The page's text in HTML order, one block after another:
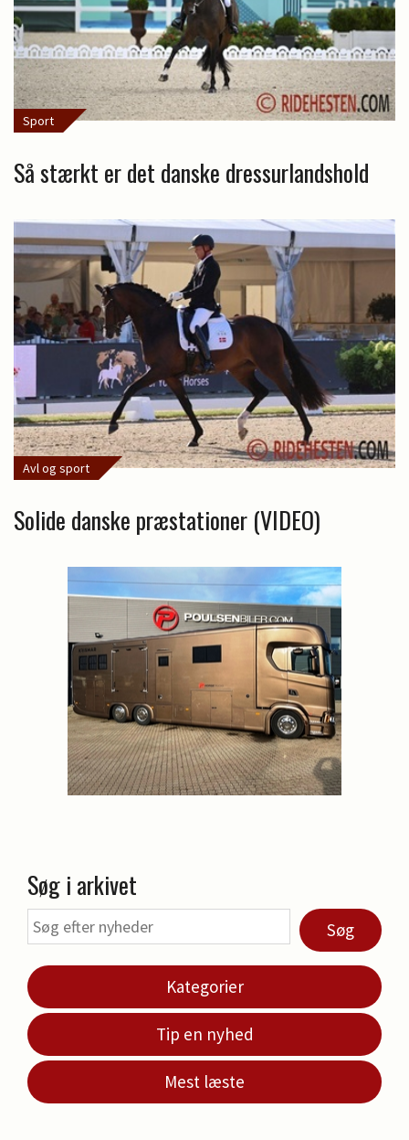
Sport
Så stærkt er det danske dressurlandshold
Avl og sport
Solide danske præstationer (VIDEO)
Søg i arkivet
Søg
Kategorier
Tip en nyhed
Mest læste